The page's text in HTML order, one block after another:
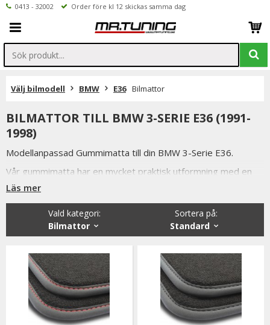
0413 - 32002 Order före kl 12 skickas samma dag
Välj bilmodell BMW E36 Bilmattor
BILMATTOR TILL BMW 3-SERIE E36 (1991-
1998)
Modellanpassad Gummimatta till din BMW 3-Serie E36.
Vår gummimatta har en mycket praktisk utformning med en
förhöjd kant som gör att smuts och vätskor stannar kvar på
Något som även är mycket praktiskt när man ska tvätta
Bilmattorna i svart utförande är tillverkade utav luktfritt
Vi har valt att lagerföra just dessa gummimattorna då de
bevisat sig hålla en hög kvalitet och mycket god passform.
Läs mer
Sortera på:
Standard
Vald kategori:
Bilmattor